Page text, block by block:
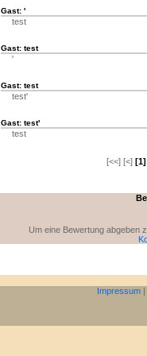
Gast: '
test
Gast: test
'
Gast: test
test'
Gast: test'
test
[<<] [<] [1]
Um eine Bewertung abgeben
Impressum |